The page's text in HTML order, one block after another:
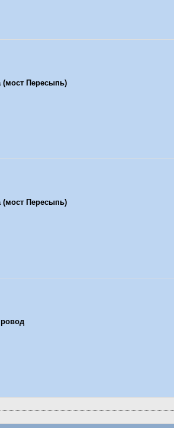
(мост Пересыпь)
(мост Пересыпь)